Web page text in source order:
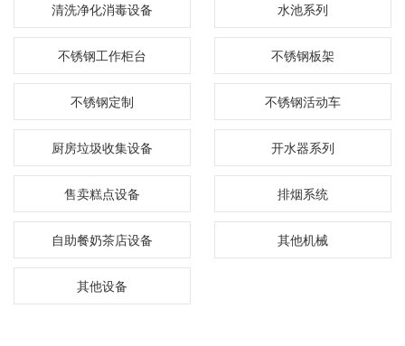
清洗净化消毒设备 水池系列
不锈钢工作柜台 不锈钢板架
不锈钢定制 不锈钢活动车
厨房垃圾收集设备 开水器系列
售卖糕点设备 排烟系统
自助餐奶茶店设备 其他机械
其他设备